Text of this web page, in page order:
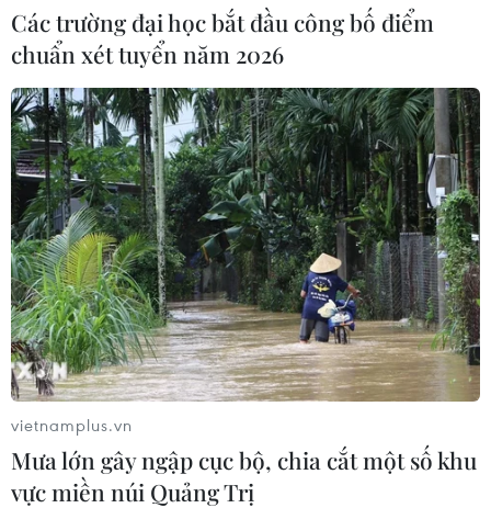
Các trường đại học bắt đầu công bố điểm
chuẩn xét tuyển năm 2026
vietnamplus.vn
Mưa lớn gây ngập cục bộ, chia cắt một số khu
vực miền núi Quảng Trị